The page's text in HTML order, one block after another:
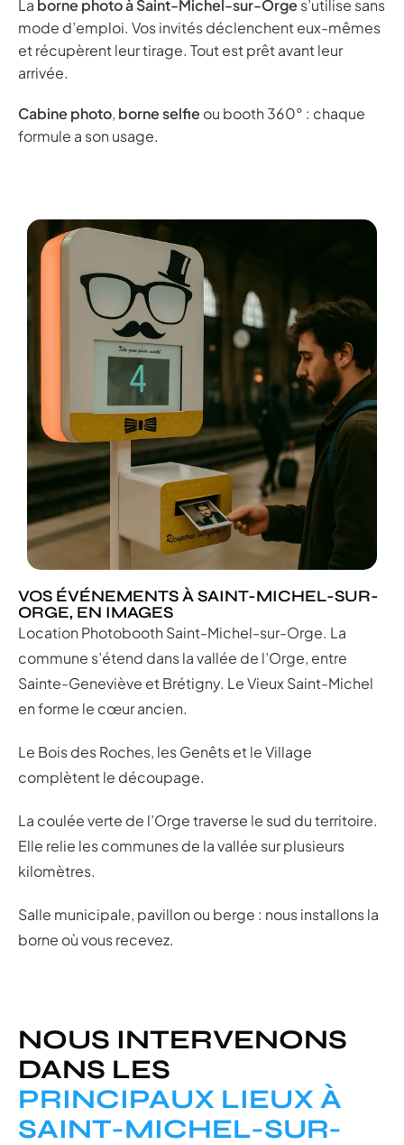
La borne photo à Saint-Michel-sur-Orge s’utilise sans
mode d’emploi. Vos invités déclenchent eux-mêmes
et récupèrent leur tirage. Tout est prêt avant leur
arrivée.
Cabine photo, borne selfie ou booth 360° : chaque
formule a son usage.
VOS ÉVÉNEMENTS À SAINT-MICHEL-SUR-
ORGE, EN IMAGES
Location Photobooth Saint-Michel-sur-Orge. La
commune s’étend dans la vallée de l’Orge, entre
Sainte-Geneviève et Brétigny. Le Vieux Saint-Michel
en forme le cœur ancien.
Le Bois des Roches, les Genêts et le Village
complètent le découpage.
La coulée verte de l’Orge traverse le sud du territoire.
Elle relie les communes de la vallée sur plusieurs
kilomètres.
Salle municipale, pavillon ou berge : nous installons la
borne où vous recevez.
NOUS INTERVENONS
DANS LES
PRINCIPAUX LIEUX À
SAINT-MICHEL-SUR-